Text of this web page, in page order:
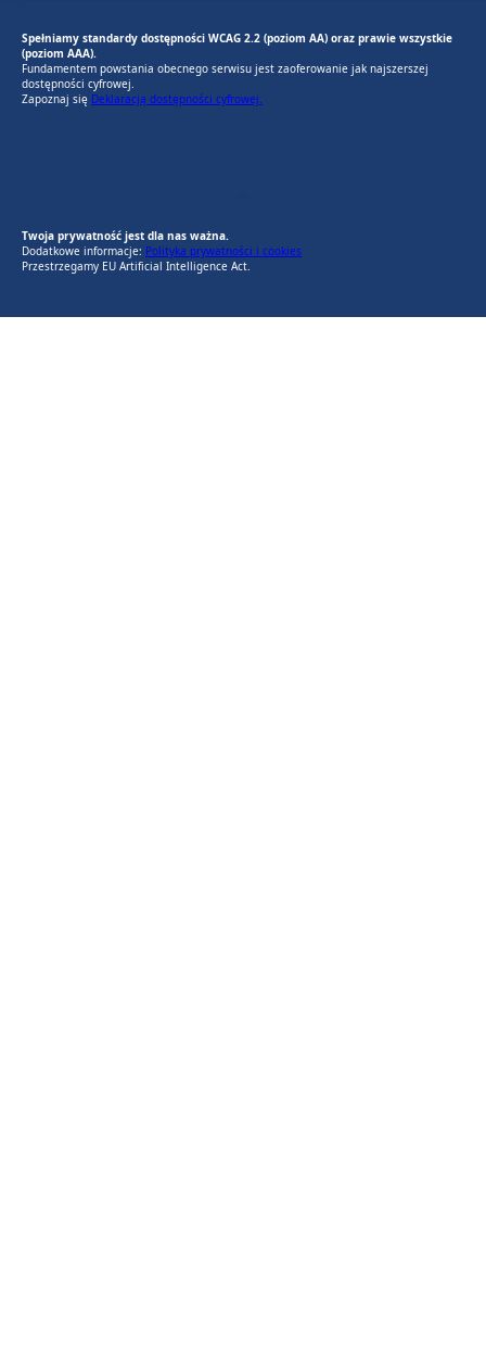
Spełniamy standardy dostępności WCAG 2.2 (poziom AA) oraz prawie wszystkie
(poziom AAA).
Fundamentem powstania obecnego serwisu jest zaoferowanie jak najszerszej
dostępności cyfrowej.
Zapoznaj się Deklaracją dostępności cyfrowej.
Twoja prywatność jest dla nas ważna.
Dodatkowe informacje: Polityka prywatności i cookies
Przestrzegamy EU Artificial Intelligence Act.